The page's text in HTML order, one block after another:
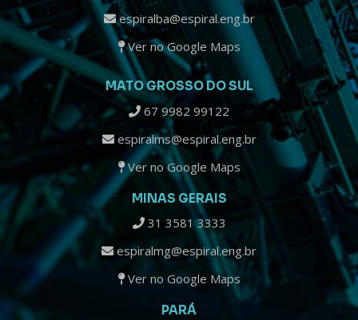
espiralba@espiral.eng.br
Ver no Google Maps
MATO GROSSO DO SUL
67 9982 99122
espiralms@espiral.eng.br
Ver no Google Maps
MINAS GERAIS
31 3581 3333
espiralmg@espiral.eng.br
Ver no Google Maps
PARÁ